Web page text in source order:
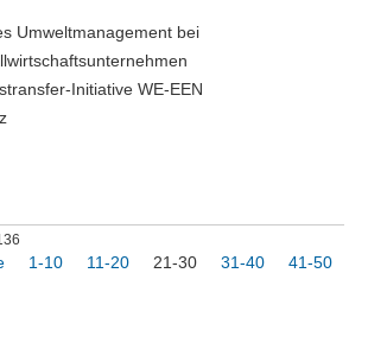
Umweltmanagement bei
Initiative WE-EEN
1-10 11-20 21-30 31-40 41-50